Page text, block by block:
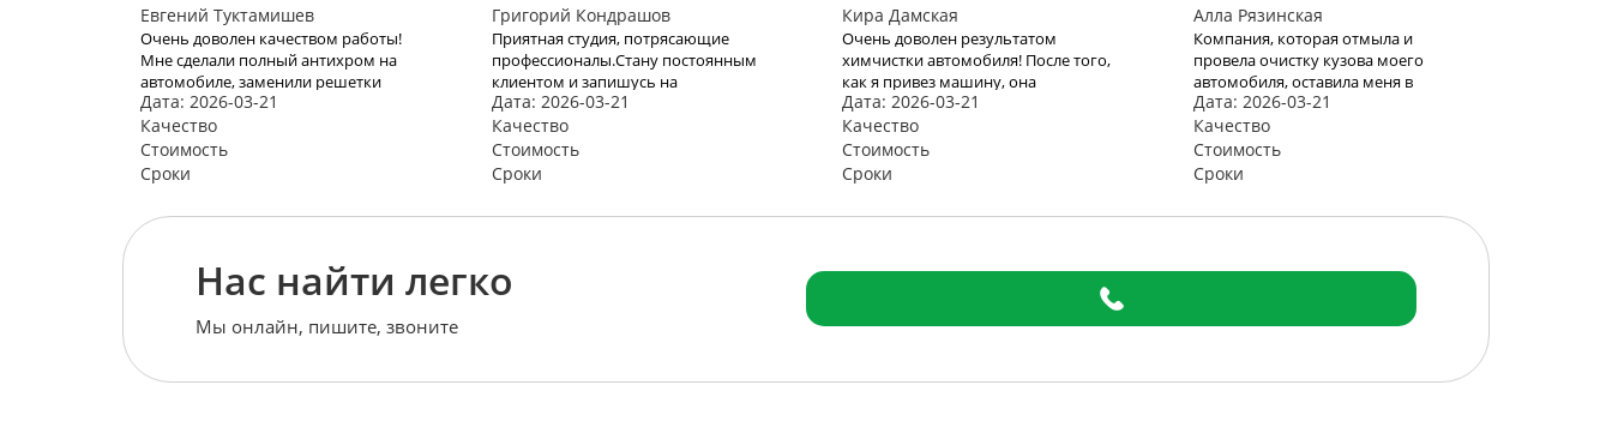
Евгений Туктамишев
Очень доволен качеством работы!
Мне сделали полный антихром на
автомобиле, заменили решетки
радиатора и покрыли его жидким
стеклом. Результат просто
потрясающий!
Дата: 2026-03-21
Качество
Стоимость
Сроки
Григорий Кондрашов
Приятная студия, потрясающие
профессионалы.Стану постоянным
клиентом и запишусь на
дальнейшие «процедуры»
Дата: 2026-03-21
Качество
Стоимость
Сроки
Кира Дамская
Очень доволен результатом
химчистки автомобиля! После того,
как я привез машину, она
преобразилась вновь. Кожаные
сиденья стали мягкими и
приятными на ощупь, а салон
наполнился приятным запахом.
Теперь моя машина выглядит и
чувствует себя как новая! Большое
Дата: 2026-03-21
Качество
Стоимость
Сроки
Алла Рязинская
Компания, которая отмыла и
провела очистку кузова моего
автомобиля, оставила меня в
полном восторге! Результат
превзошел все мои ожидания.
Теперь моя машина выглядит так,
словно только что сошла с
конвейера.
Дата: 2026-03-21
Качество
Стоимость
Сроки
Нас найти легко
Мы онлайн, пишите, звоните